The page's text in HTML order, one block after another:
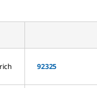
92325